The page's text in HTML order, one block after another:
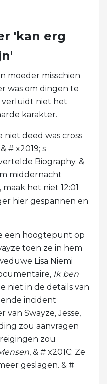
'kan erg
moeder misschien
was om dingen te
verluidt niet het
karakter.
niet deed was cross
# x2019; s
Biography. &
middernacht
het niet 12:01
hier gespannen en
een hoogtepunt op
toen ze in hem
Lisa Niemi
Ik ben
niet in de details van
incident
van Swayze, Jesse,
zou aanvragen
zou
, & # x201C; Ze
geslagen. & #